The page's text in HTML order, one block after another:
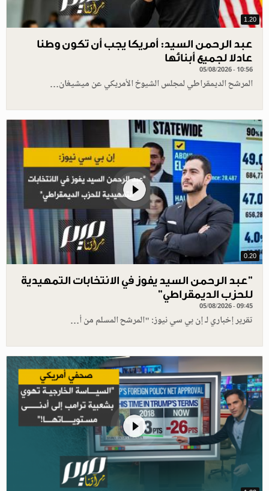
1.20
عبد الرحمن السيد: أمريكا يجب أن تكون وطنا
عادلا لجميع أبنائها
05/08/2026 - 10:56
المرشح الديمقراطي لمجلس الشيوخ الأمريكي عن ميشيغان…
0.20
"عبد الرحمن السيد يفوز في الانتخابات التمهيدية
للحزب الديمقراطي"
05/08/2026 - 09:45
تقرير إخباري لـ إن بي سي نيوز: "المرشح المسلم من أ…